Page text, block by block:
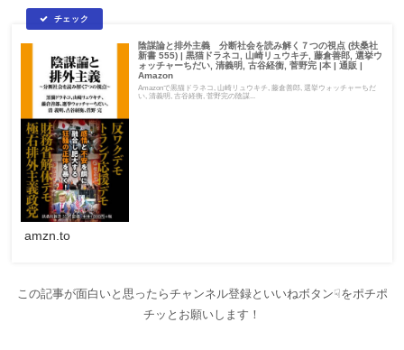
陰謀論と排外主義 分断社会を読み解く７つの視点 (扶桑社
新書 555) | 黒猫ドラネコ, 山崎リュウキチ, 藤倉善郎, 選挙ウ
ォッチャーちだい, 清義明, 古谷経衡, 菅野完 |本 | 通販 |
Amazon
Amazonで黒猫ドラネコ, 山崎リュウキチ, 藤倉善郎, 選挙ウォッチャーちだ
い, 清義明, 古谷経衡, 菅野完の陰謀...
amzn.to
この記事が面白いと思ったらチャンネル登録といいねボタン☟をポチポ
チッとお願いします！